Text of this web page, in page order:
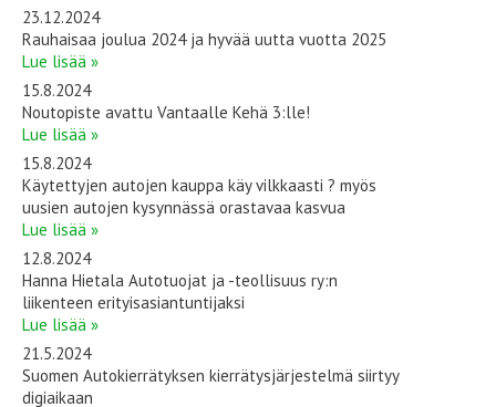
23.12.2024
Rauhaisaa joulua 2024 ja hyvää uutta vuotta 2025
Lue lisää »
15.8.2024
Noutopiste avattu Vantaalle Kehä 3:lle!
Lue lisää »
15.8.2024
Käytettyjen autojen kauppa käy vilkkaasti ? myös
uusien autojen kysynnässä orastavaa kasvua
Lue lisää »
12.8.2024
Hanna Hietala Autotuojat ja -teollisuus ry:n
liikenteen erityisasiantuntijaksi
Lue lisää »
21.5.2024
Suomen Autokierrätyksen kierrätysjärjestelmä siirtyy
digiaikaan